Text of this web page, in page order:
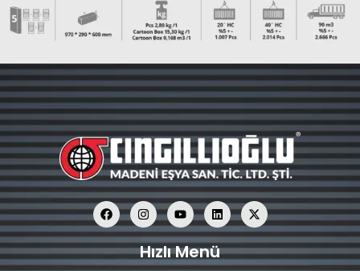
Hızlı Menü